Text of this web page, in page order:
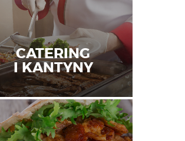
CATERING
I KANTYNY